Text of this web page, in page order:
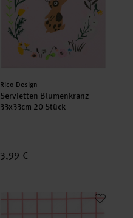
Hersteller:
Rico Design
Servietten Blumenkranz
33x33cm 20 Stück
3,99 €
Servietten Raster Weiß/Neon